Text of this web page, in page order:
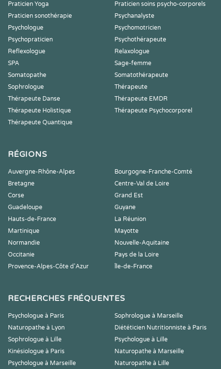
Praticien Yoga
Praticien soins psycho-corporels
Praticien sonothérapie
Psychanalyste
Psychologue
Psychomotricien
Psychopraticien
Psychothérapeute
Reflexologue
Relaxologue
SPA
Sage-femme
Somatopathe
Somatothérapeute
Sophrologue
Thérapeute
Thérapeute Danse
Thérapeute EMDR
Thérapeute Holistique
Thérapeute Psychocorporel
Thérapeute Quantique
RÉGIONS
Auvergne-Rhône-Alpes
Bourgogne-Franche-Comté
Bretagne
Centre-Val de Loire
Corse
Grand Est
Guadeloupe
Guyane
Hauts-de-France
La Réunion
Martinique
Mayotte
Normandie
Nouvelle-Aquitaine
Occitanie
Pays de la Loire
Provence-Alpes-Côte d'Azur
Île-de-France
RECHERCHES FRÉQUENTES
Psychologue à Paris
Sophrologue à Marseille
Naturopathe à Lyon
Diététicien Nutritionniste à Paris
Sophrologue à Lille
Psychologue à Lille
Kinésiologue à Paris
Naturopathe à Marseille
Psychologue à Marseille
Naturopathe à Lille